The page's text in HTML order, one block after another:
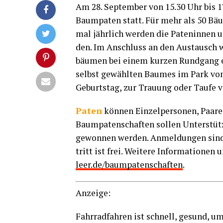
Am 28. Sep­tem­ber von 15.30 Uhr
Baum­pa­ten statt. Für mehr als 50
mal jähr­lich wer­den die Paten­in­nen
den. Im Anschluss an den
bäu­men bei einem kur­zen
selbst gewähl­ten Bau­mes im Park
Geburts­tag, zur Trau­ung oder Tau­fe
Patenkön­nen Ein­zel­per­so­nen,
Baum­pa­ten­schaf­ten sol­len
gewon­nen wer­den. Anmel­dun­gen
tritt ist frei. Wei­te­re Infor­ma­tio­nen
leer.de/baumpatenschaften.
Anzei­ge:
Fahr­rad­fah­ren ist schnell, gesund,